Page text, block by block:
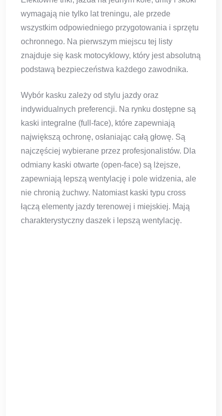
wymagają nie tylko lat treningu, ale przede
wszystkim odpowiedniego przygotowania i sprzętu
ochronnego. Na pierwszym miejscu tej listy
znajduje się kask motocyklowy, który jest absolutną
podstawą bezpieczeństwa każdego zawodnika.
Wybór kasku zależy od stylu jazdy oraz
indywidualnych preferencji. Na rynku dostępne są
kaski integralne (full-face), które zapewniają
największą ochronę, osłaniając całą głowę. Są
najczęściej wybierane przez profesjonalistów. Dla
odmiany kaski otwarte (open-face) są lżejsze,
zapewniają lepszą wentylację i pole widzenia, ale
nie chronią żuchwy. Natomiast kaski typu cross
łączą elementy jazdy terenowej i miejskiej. Mają
charakterystyczny daszek i lepszą wentylację.